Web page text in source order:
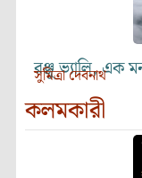
রঞ্জু ভ্যালি, এক
সুমিত্রা দেবনাথ
কলমকারী